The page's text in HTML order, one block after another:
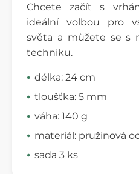
Chcete začít s
ideální volbou pro
světa a můžete se s
techniku.
délka: 24 cm
tloušťka: 5 mm
váha: 140 g
materiál: pružinová
sada 3 ks